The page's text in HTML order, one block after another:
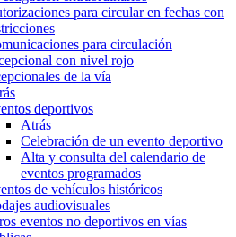
para circular en fechas con
para circulación
con nivel rojo
de la vía
deportivos
Atrás
Celebración de un evento deportivo
Alta y consulta del calendario de
eventos programados
de vehículos históricos
audiovisuales
eventos no deportivos en vías